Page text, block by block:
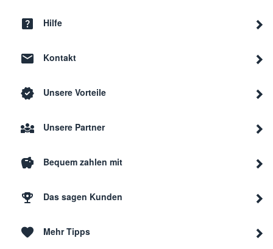
Hilfe
Kontakt
Unsere Vorteile
Unsere Partner
Bequem zahlen mit
Das sagen Kunden
Mehr Tipps